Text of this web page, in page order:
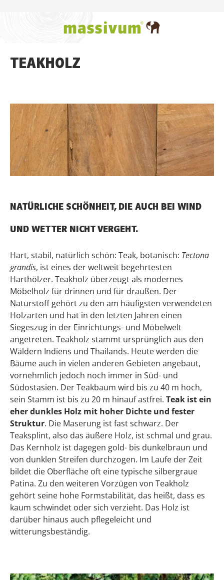
TEAKHOLZ
NATÜRLICHE SCHÖNHEIT, DIE AUCH BEI WIND
UND WETTER NICHT VERGEHT.
Hart, stabil, natürlich schön: Teak, botanisch: Tectona
grandis, ist eines der weltweit begehrtesten
Harthölzer. Teakholz überzeugt als modernes
Möbelholz für drinnen und für draußen. Der
Naturstoff gehört zu den am häufigsten verwendeten
Holzarten und hat in den letzten Jahren einen
Siegeszug in der Einrichtungs- und Möbelwelt
angetreten. Teakholz stammt ursprünglich aus den
Wäldern Indiens und Thailands. Heute werden die
Bäume auch in vielen anderen Gebieten angebaut,
vornehmlich jedoch noch immer in Süd- und
Südostasien. Der Teakbaum wird bis zu 40 m hoch,
sein Stamm ist bis zu 20 m hinauf astfrei. Teak ist ein
eher dunkles Holz mit hoher Dichte und fester
Struktur. Die Maserung ist fast schwarz. Der
Teaksplint, also das äußere Holz, ist schmal und grau.
Das Kernholz ist dagegen gold- bis dunkelbraun und
von dunklen Streifen durchzogen. Im Laufe der Zeit
bildet die Oberfläche oft eine typische silbergraue
Patina. Zu den weiteren Vorzügen von Teakholz
gehört seine hohe Formstabilität, das heißt, dass es
kaum schwindet oder sich verzieht. Das Holz ist
darüber hinaus auch pflegeleicht und
witterungsbeständig.